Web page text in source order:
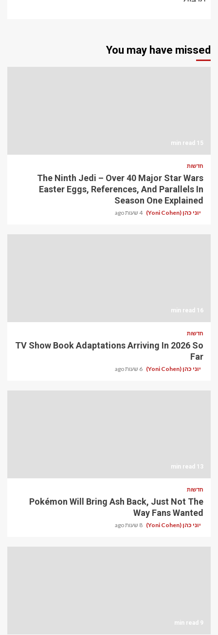
You may have missed
15 min read
חדשות
The Ninth Jedi – Over 40 Major Star Wars
Easter Eggs, References, And Parallels In
Season One Explained
יוני כהן (Yoni Cohen) 4 שעות ago
16 min read
חדשות
TV Show Book Adaptations Arriving In 2026 So
Far
יוני כהן (Yoni Cohen) 6 שעות ago
13 min read
חדשות
Pokémon Will Bring Ash Back, Just Not The
Way Fans Wanted
יוני כהן (Yoni Cohen) 8 שעות ago
9 min read